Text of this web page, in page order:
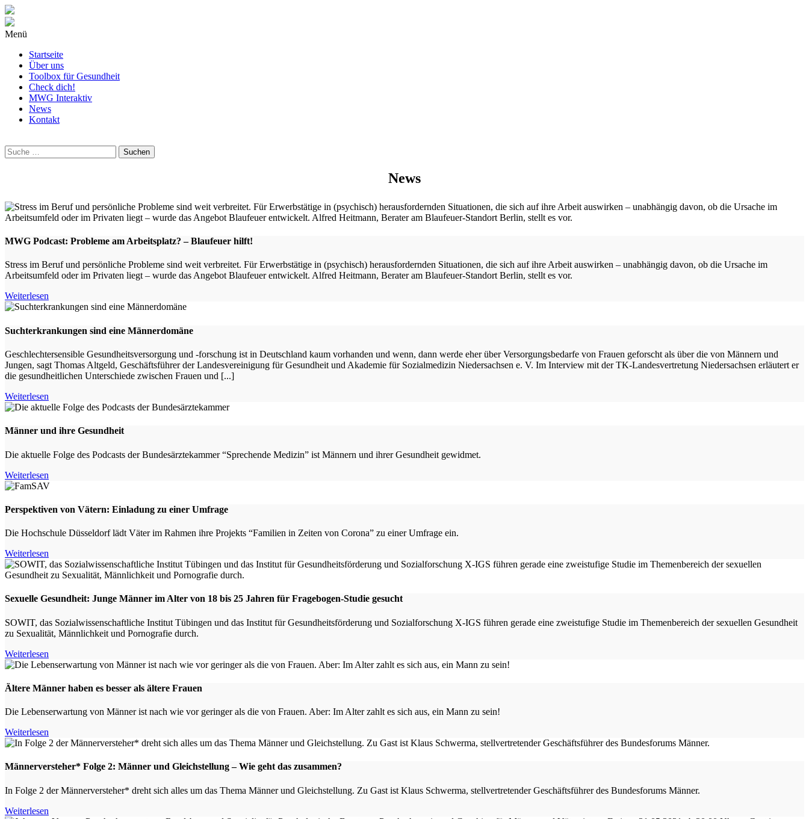
Menü
Startseite
Über uns
Toolbox für Gesundheit
Check dich!
MWG Interaktiv
News
Kontakt
suchst
Du?
News
MWG Podcast: Probleme am Arbeitsplatz? – Blaufeuer hilft!
Stress im Beruf und persönliche Probleme sind weit verbreitet. Für Erwerbstätige in (psychisch) herausfordernden Situationen, die sich auf ihre Arbeit auswirken – unabhängig davon, ob die Ursache im
Arbeitsumfeld oder im Privaten liegt – wurde das Angebot Blaufeuer entwickelt. Alfred Heitmann, Berater am Blaufeuer-Standort Berlin, stellt es vor.
Weiterlesen
Such­ter­kran­kungen sind eine Männer­do­mäne
Geschlechtersensible Gesundheitsversorgung und -forschung ist in Deutschland kaum vorhanden und wenn, dann werde eher über Versorgungsbedarfe von Frauen geforscht als über die von Männern und
Jungen, sagt Thomas Altgeld, Geschäftsführer der Landesvereinigung für Gesundheit und Akademie für Sozialmedizin Niedersachsen e. V. Im Interview mit der TK-Landesvertretung Niedersachsen erläutert er
die gesundheitlichen Unterschiede zwischen Frauen und [...]
Weiterlesen
Männer und ihre Gesundheit
Die aktuelle Folge des Podcasts der Bundesärztekammer “Sprechende Medizin” ist Männern und ihrer Gesundheit gewidmet.
Weiterlesen
Perspektiven von Vätern: Einladung zu einer Umfrage
Die Hochschule Düsseldorf lädt Väter im Rahmen ihre Projekts “Familien in Zeiten von Corona” zu einer Umfrage ein.
Weiterlesen
Sexuelle Gesundheit: Junge Männer im Alter von 18 bis 25 Jahren für Fragebogen-Studie gesucht
SOWIT, das Sozialwissenschaftliche Institut Tübingen und das Institut für Gesundheitsförderung und Sozialforschung X-IGS führen gerade eine zweistufige Studie im Themenbereich der sexuellen Gesundheit
zu Sexualität, Männlichkeit und Pornografie durch.
Weiterlesen
Ältere Männer haben es besser als ältere Frauen
Die Lebenserwartung von Männer ist nach wie vor geringer als die von Frauen. Aber: Im Alter zahlt es sich aus, ein Mann zu sein!
Weiterlesen
Männerversteher* Folge 2: Männer und Gleichstellung – Wie geht das zusammen?
In Folge 2 der Männerversteher* dreht sich alles um das Thema Männer und Gleichstellung. Zu Gast ist Klaus Schwerma, stellvertretender Geschäftsführer des Bundesforums Männer.
Weiterlesen